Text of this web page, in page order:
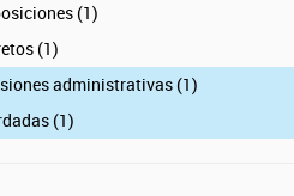
(1)
(1)
administrativas (1)
(1)